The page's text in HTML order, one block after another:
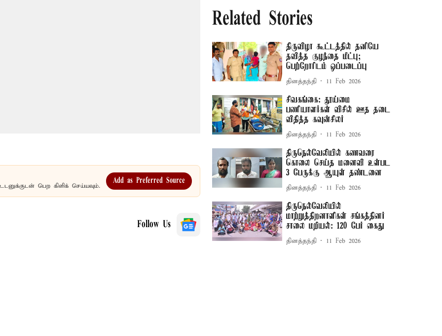
பெற கிளிக் செய்யவும்.
Add as Preferred Source
Follow Us
Related Stories
திருவிழா கூட்டத்தில் தனியே
தவித்த குழந்தை மீட்பு;
பெற்றோரிடம் ஒப்படைப்பு
தினத்தந்தி 11 Feb 2026
சிவகங்கை: தூய்மை
பணியாளர்கள் விசில் ஊத தடை
விதித்த கவுன்சிலர்
தினத்தந்தி 11 Feb 2026
திருநெல்வேலியில் கணவரை
கொலை செய்த மனைவி உள்பட
3 பேருக்கு ஆயுள் தண்டனை
தினத்தந்தி 11 Feb 2026
திருநெல்வேலியில்
மாற்றுத்திறனாளிகள் சங்கத்தினர்
சாலை மறியல்: 120 பேர் கைது
தினத்தந்தி 11 Feb 2026